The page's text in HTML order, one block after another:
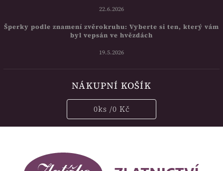
22.6.2026
Šperky podle znamení zvěrokruhu: Vyberte si ten, který vám
byl vepsán ve hvězdách
19.5.2026
NÁKUPNÍ KOŠÍK
0ks /0 Kč